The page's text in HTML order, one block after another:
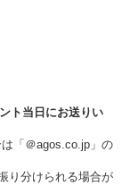
ト当日にお送りい
「＠agos.co.jp」の
り分けられる場合が